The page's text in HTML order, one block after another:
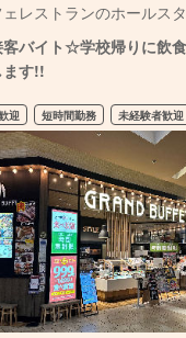
レストランのホールス
客バイト☆学校帰りに飲
す!!
迎 短時間勤務 未経験者歓迎